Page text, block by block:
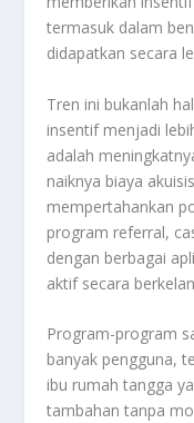
termasuk dalam
didapatkan secara
Tren ini bukanlah
insentif menjadi
adalah
naiknya biaya
mempertahankan
program referral,
dengan berbagai
aktif secara
Program-program
banyak pengguna,
ibu rumah tangga
tambahan tanpa